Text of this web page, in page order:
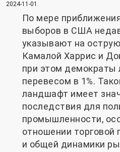
2024-11-01
По мере
выборов в США
указывают на
Камалой Харрис и
при этом демократы
перевесом в 1%.
ландшафт имеет
последствия для
промышленности,
отношении торговой
и общей динамики